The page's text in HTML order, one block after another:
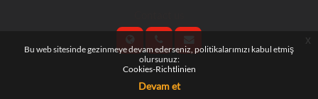
Follow us
Bu web sitesinde gezinmeye devam ederseniz, politikalarımızı kabul etmiş
olursunuz:
Cookies-Richtlinien
Devam et
x